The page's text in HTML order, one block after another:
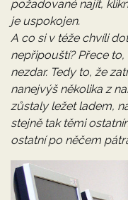
požadované najít,
je uspokojen.
A co si v téže chvíli
nepřipouští? Přece
nezdar. Tedy to, že
nanejvýš několika z
zůstaly ležet ladem,
stejně tak těmi
ostatní po něčem